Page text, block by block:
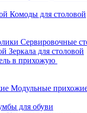
Комоды для столовой
Сервировочные
Зеркала для столовой
в прихожую
Модульные
для обуви